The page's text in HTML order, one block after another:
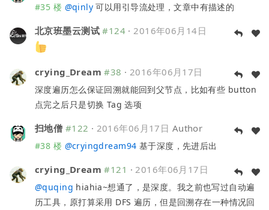
#35 楼 @qinly 可以用引导流处理，文章中有描述的
北京班墨云测试 #124 · 2016年06月14日
crying_Dream #38 · 2016年06月17日
深度遍历怎么保证回溯就能回到父节点，比如有些 button
点完之后只是切换 Tag 选项
扫地僧 #122 · 2016年06月17日 Author
#38 楼 @cryingdream94 基于深度，先进后出
crying_Dream #121 · 2016年06月17日
@quqing hiahia~想通了，是深度。我之前也写过自动遍
历工具，原打算采用 DFS 遍历，但是回溯存在一种情况回